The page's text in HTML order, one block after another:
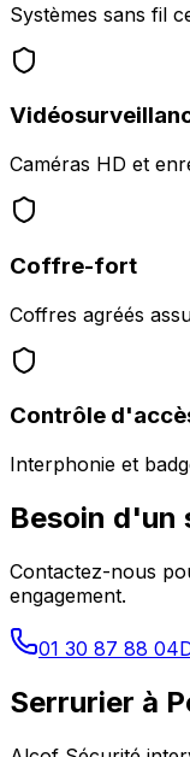
Systèmes sans fil
Caméras HD et
Coffre-fort
Coffres agréés
Contrôle
Interphonie et
Besoin d'un
Contactez-nous
engagement.
01 30 87 88 04
Serrurier à